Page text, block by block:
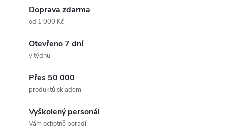
Doprava zdarma
od 1 000 Kč
Otevřeno 7 dní
v týdnu
Přes 50 000
produktů skladem
Vyškolený personál
Vám ochotně poradí